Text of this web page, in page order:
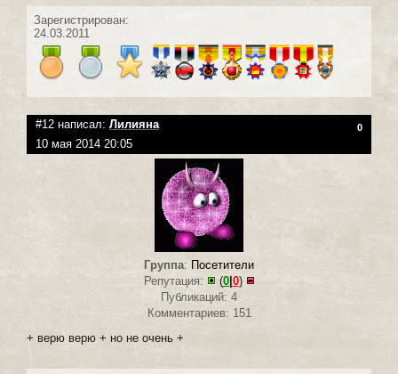
Зарегистрирован:
24.03.2011
#12 написал: Лилияна 0
10 мая 2014 20:05
Группа: Посетители
Репутация:
(0| 0)
Публикаций: 4
Комментариев: 151
+ верю верю + но не очень +